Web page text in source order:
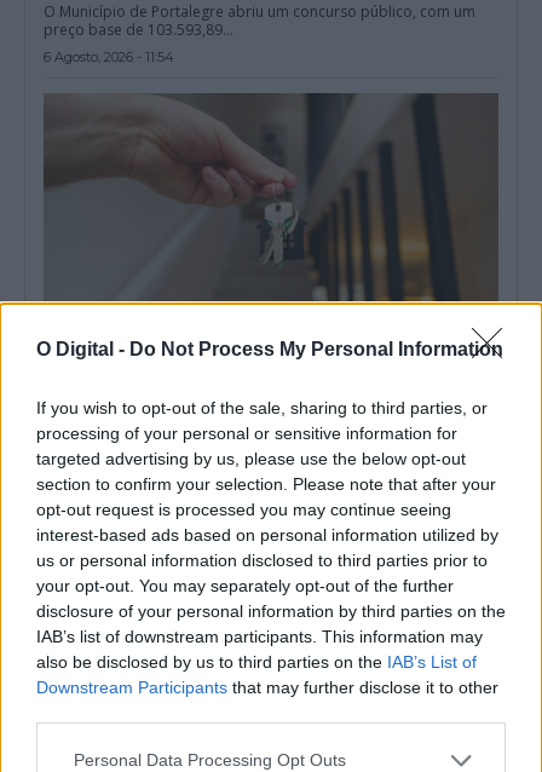
O Digital - Do Not Process My Personal Information
If you wish to opt-out of the sale, sharing to third parties, or
processing of your personal or sensitive information for
targeted advertising by us, please use the below opt-out
section to confirm your selection. Please note that after your
opt-out request is processed you may continue seeing
interest-based ads based on personal information utilized by
us or personal information disclosed to third parties prior to
your opt-out. You may separately opt-out of the further
disclosure of your personal information by third parties on the
IAB’s list of downstream participants. This information may
also be disclosed by us to third parties on the IAB’s List of
Downstream Participants that may further disclose it to other
Personal Data Processing Opt Outs
O Município de Portalegre abriu um concurso público, com um
preço base de 103.593,89...
6 Agosto, 2026 - 11:54
Portalegre lidera vendas rápidas de casas no Alentejo
Portalegre foi o distrito do Alentejo com maior percentagem de
casas que saíram do...
6 Agosto, 2026 - 09:58